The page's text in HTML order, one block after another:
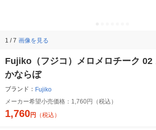
1 / 7 画像を見る
Fujiko（フジコ）メロメロチーク 02
かならぼ
ブランド： Fujiko
メーカー希望小売価格： 1,760円（税込）
1,760円 （税込）